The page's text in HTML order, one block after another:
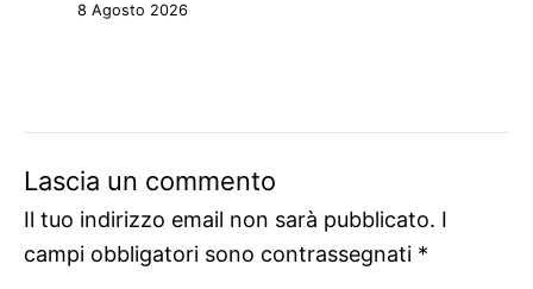
8 Agosto 2026
Lascia un commento
Il tuo indirizzo email non sarà pubblicato. I
campi obbligatori sono contrassegnati *